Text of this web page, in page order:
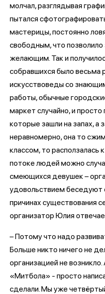
молчал, разглядывая
пытался
мастерицы, постоянно
свободным, что позволило
желающим. Так и
собравшихся было весьма
искусствоведы со
работы, обычные
маркет случайно, и
которые зашли на запах, а
неравномерно, она то
классом, то расползалась
потоке людей можно
смеющихся девушек –
удовольствием беседуют
причинах существования
организатор Юлия
– Потому что надо
Больше никто ничего не
организацией не
«Митбола» - просто
сделали. Мы уже